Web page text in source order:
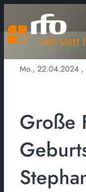
Mo., 22.04.2024 ,
Große